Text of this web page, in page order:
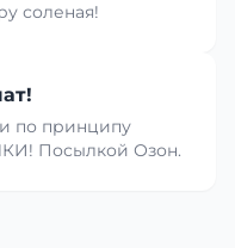
соленая!
по принципу
Посылкой Озон.